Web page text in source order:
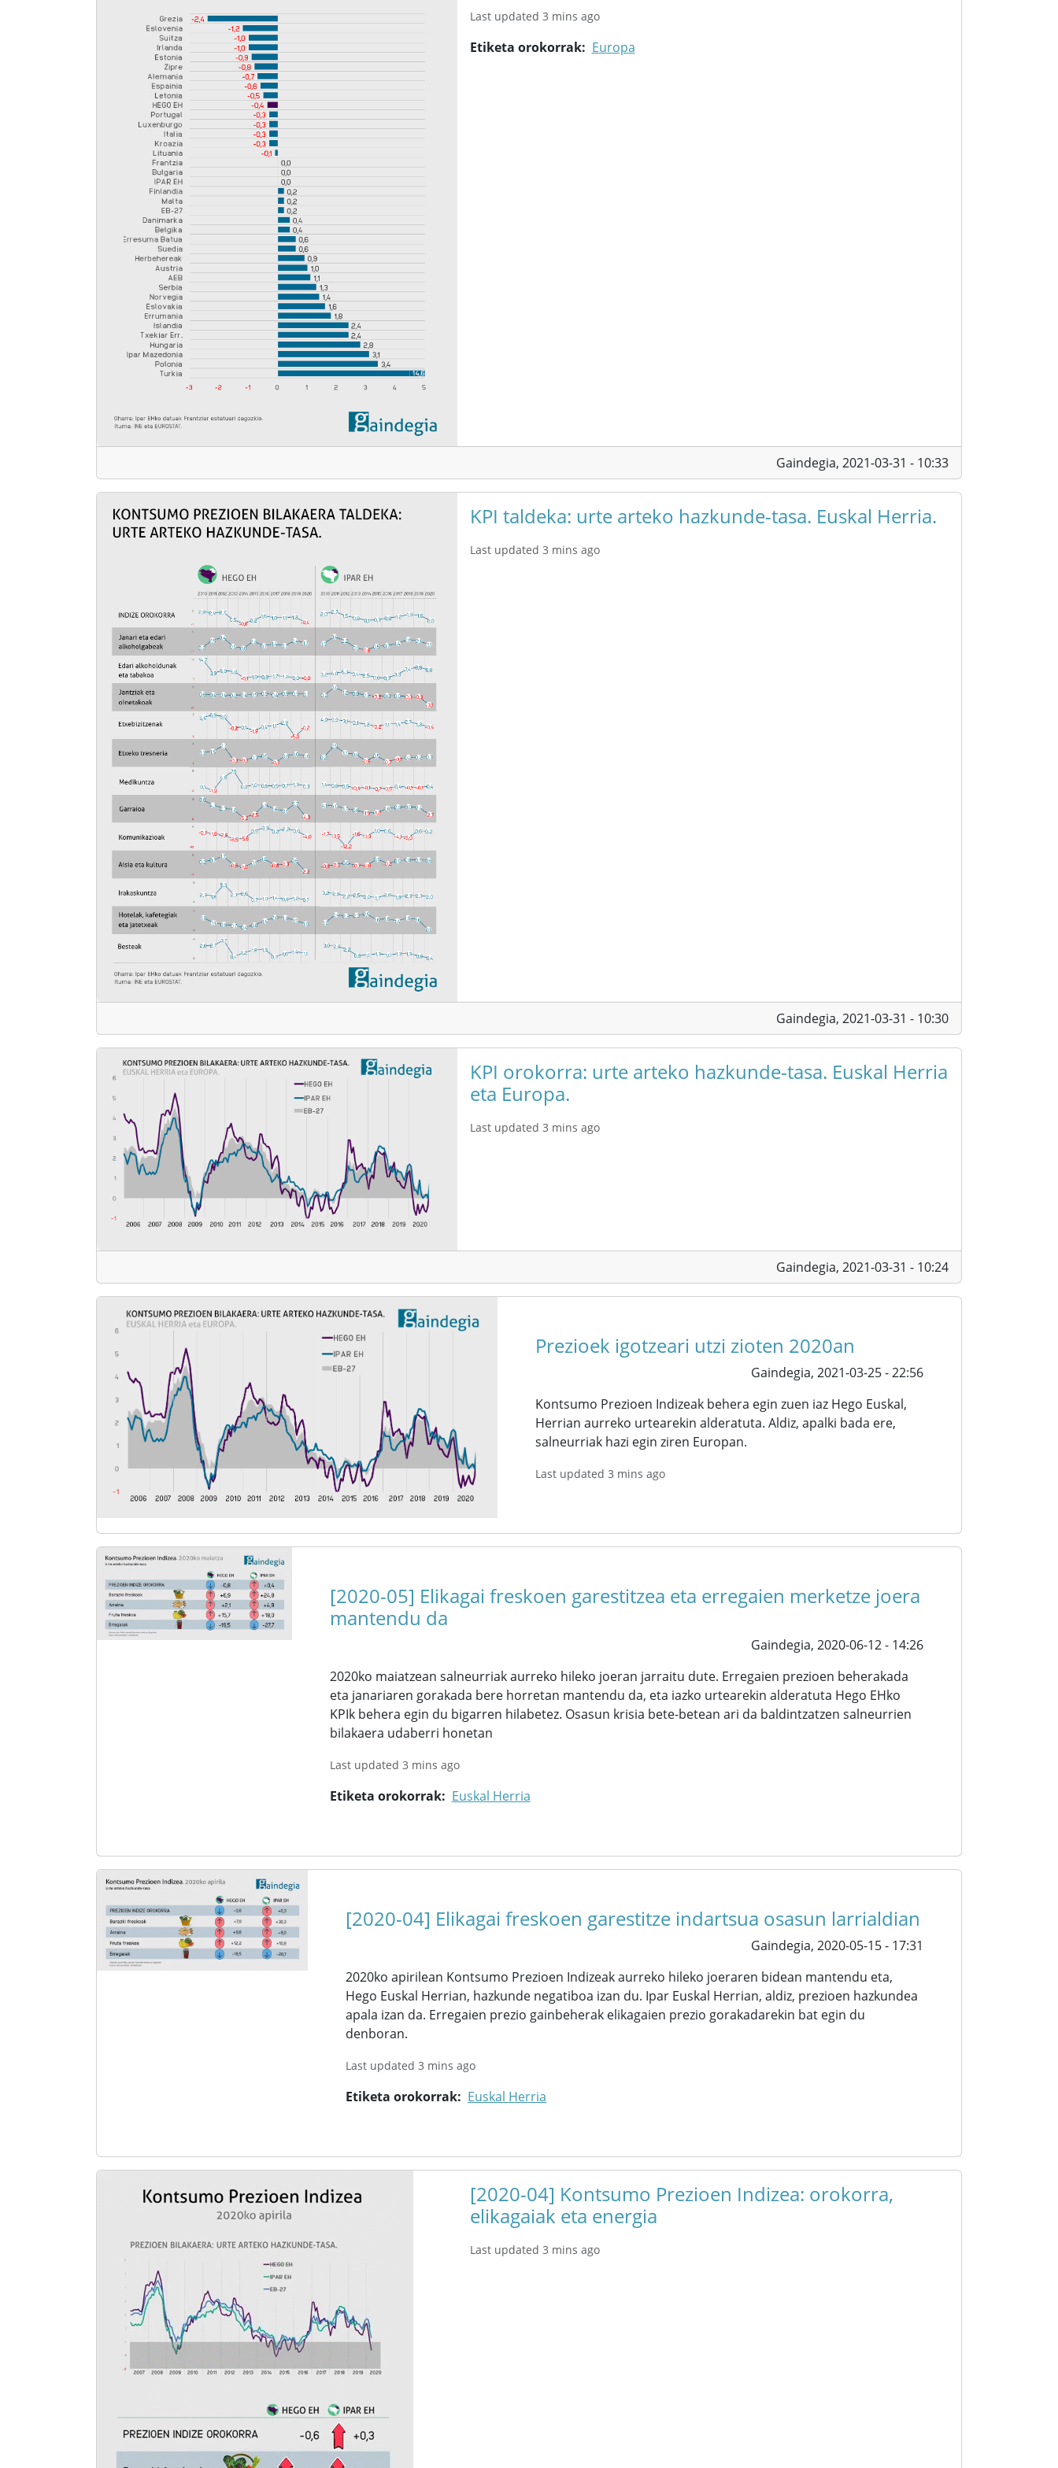
Last updated 3 mins ago
Etiketa orokorrak Europa
Gaindegia, 2021-03-31 - 10:33
KPI taldeka: urte arteko hazkunde-tasa. Euskal Herria.
Last updated 3 mins ago
Gaindegia, 2021-03-31 - 10:30
KPI orokorra: urte arteko hazkunde-tasa. Euskal Herria
eta Europa.
Last updated 3 mins ago
Gaindegia, 2021-03-31 - 10:24
Prezioek igotzeari utzi zioten 2020an
Gaindegia, 2021-03-25 - 22:56
Kontsumo Prezioen Indizeak behera egin zuen iaz Hego Euskal,
Herrian aurreko urtearekin alderatuta. Aldiz, apalki bada ere,
salneurriak hazi egin ziren Europan.
Last updated 3 mins ago
[2020-05] Elikagai freskoen garestitzea eta erregaien merketze joera
mantendu da
Gaindegia, 2020-06-12 - 14:26
2020ko maiatzean salneurriak aurreko hileko joeran jarraitu dute. Erregaien prezioen beherakada
eta janariaren gorakada bere horretan mantendu da, eta iazko urtearekin alderatuta Hego EHko
KPIk behera egin du bigarren hilabetez. Osasun krisia bete-betean ari da baldintzatzen salneurrien
bilakaera udaberri honetan
Last updated 3 mins ago
Etiketa orokorrak Euskal Herria
[2020-04] Elikagai freskoen garestitze indartsua osasun larrialdian
Gaindegia, 2020-05-15 - 17:31
2020ko apirilean Kontsumo Prezioen Indizeak aurreko hileko joeraren bidean mantendu eta,
Hego Euskal Herrian, hazkunde negatiboa izan du. Ipar Euskal Herrian, aldiz, prezioen hazkundea
apala izan da. Erregaien prezio gainbeherak elikagaien prezio gorakadarekin bat egin du
denboran.
Last updated 3 mins ago
Etiketa orokorrak Euskal Herria
[2020-04] Kontsumo Prezioen Indizea: orokorra,
elikagaiak eta energia
Last updated 3 mins ago